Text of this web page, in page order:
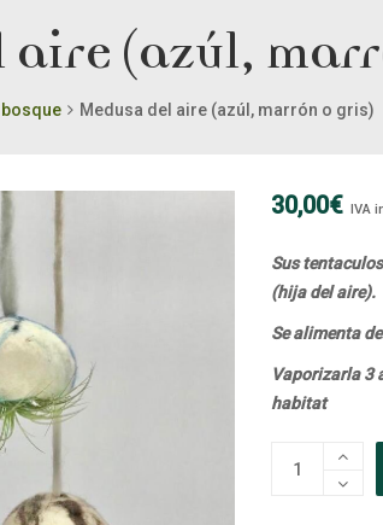
aire (azúl,
Medusa del aire (azúl, marrón o gris)
30,00€ IVA
Sus
(hija del aire).
Se alimenta
Vaporizarla 3
habitat